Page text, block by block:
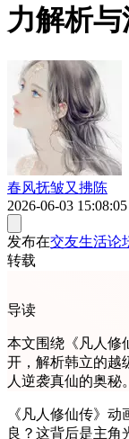
力解析
春风抚皱又拂陈
2026-06-03 15:08:05
发布在交友生活论
转载
导读
本文围绕《凡人修
开，解析韩立的越
人逆袭真仙的奥秘。
《凡人修仙传》
良？这背后是主角